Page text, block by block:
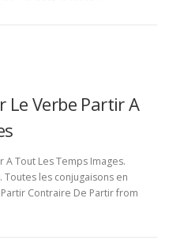
Le Verbe Partir A
Tout Les Temps Images.
Toutes les conjugaisons en
Contraire De Partir from